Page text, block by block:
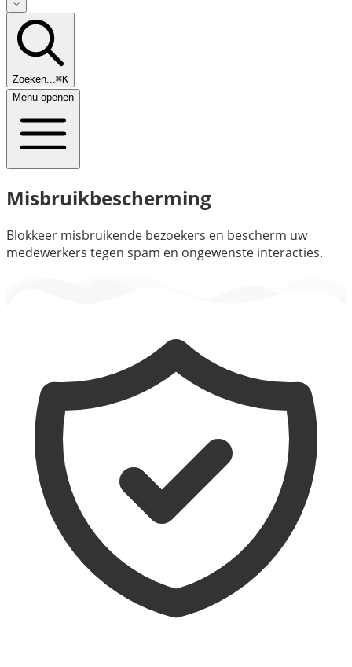
Zoeken...⌘K
Menu openen
Misbruikbescherming
Blokkeer misbruikende bezoekers en bescherm uw
medewerkers tegen spam en ongewenste interacties.